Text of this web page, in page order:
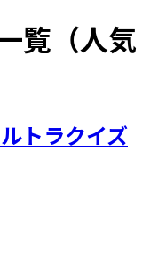
覧（人気
トラクイズ